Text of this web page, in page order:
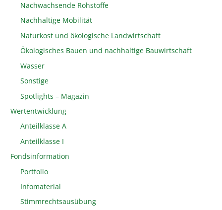
Nachwachsende Rohstoffe
Nachhaltige Mobilität
Naturkost und ökologische Landwirtschaft
Ökologisches Bauen und nachhaltige Bauwirtschaft
Wasser
Sonstige
Spotlights – Magazin
Wertentwicklung
Anteilklasse A
Anteilklasse I
Fondsinformation
Portfolio
Infomaterial
Stimmrechtsausübung